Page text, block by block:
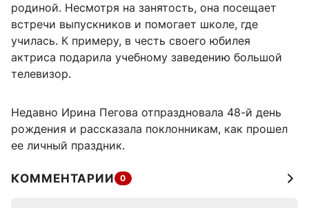
родиной. Несмотря на занятость, она посещает
встречи выпускников и помогает школе, где
училась. К примеру, в честь своего юбилея
актриса подарила учебному заведению большой
телевизор.
Недавно Ирина Пегова отпраздновала 48-й день
рождения и рассказала поклонникам, как прошел
ее личный праздник.
КОММЕНТАРИИ 0